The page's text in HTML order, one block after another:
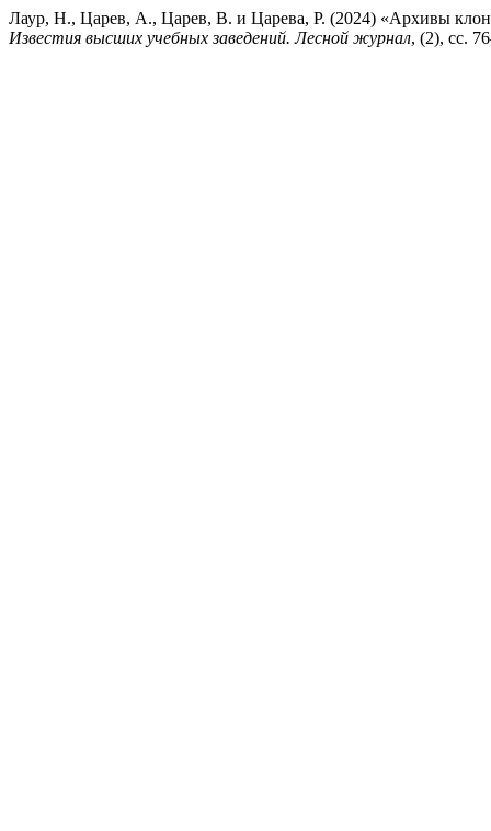
Лаур, Н., Царев, А., Царев, В. и Царева, Р. (2024) «Архивы
Известия высших учебных заведений. Лесной журнал, (2), сс.